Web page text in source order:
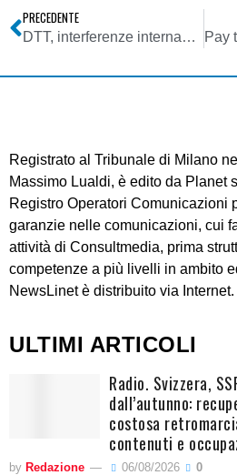
PRECEDENTE
DTT, interferenze internazionali. Verso la proroga al 30 aprile 2015 e indennizzi a 30/40 mln di euro
Registrato al Tribunale di Milano
Massimo Lualdi, è edito da Planet
Registro Operatori Comunicazioni
garanzie nelle comunicazioni, cui
attività di Consultmedia, prima
competenze a più livelli in ambito
NewsLinet è distribuito via Internet.
ULTIMI ARTICOLI
Radio. Svizzera,
dall’autunno:
costosa
contenuti e
by Redazione 06/08/2026 0